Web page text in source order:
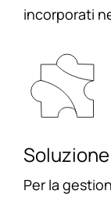
incorporati
Per la